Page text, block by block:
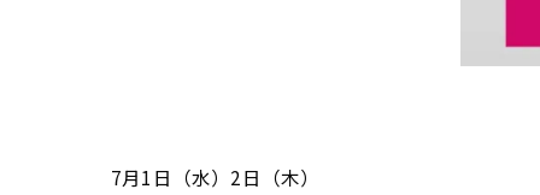
7月1日（水）2日（木）